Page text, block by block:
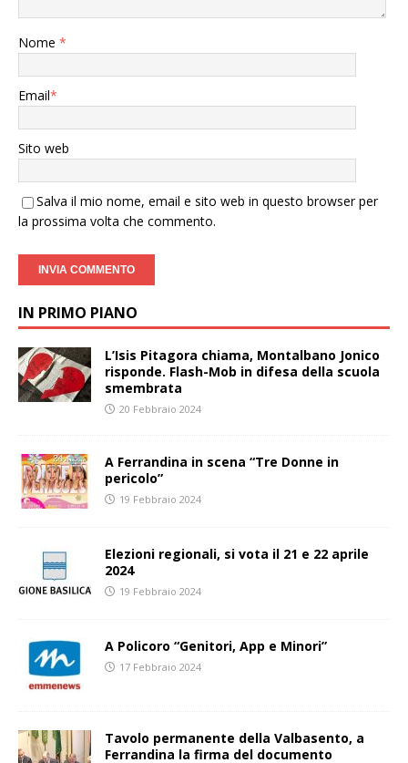
Nome *
Email*
Sito web
Salva il mio nome, email e sito web in questo browser per
la prossima volta che commento.
IN PRIMO PIANO
L’Isis Pitagora chiama, Montalbano Jonico
risponde. Flash-Mob in difesa della scuola
smembrata
20 Febbraio 2024
A Ferrandina in scena “Tre Donne in
pericolo”
19 Febbraio 2024
Elezioni regionali, si vota il 21 e 22 aprile
2024
19 Febbraio 2024
A Policoro “Genitori, App e Minori”
17 Febbraio 2024
Tavolo permanente della Valbasento, a
Ferrandina la firma del documento